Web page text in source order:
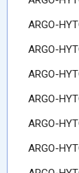
ARGO-
ARGO-
ARGO-
ARGO-
ARGO-
ARGO-